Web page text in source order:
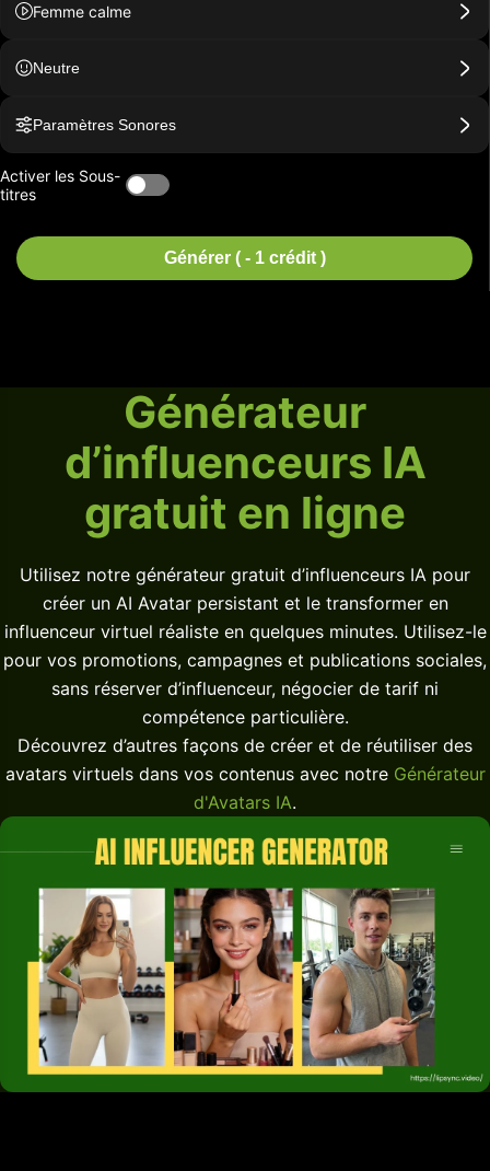
Femme calme
Neutre
Paramètres Sonores
Activer les Sous-
titres
Générer ( - 1 crédit )
Générateur
d’influenceurs IA
gratuit en ligne
Utilisez notre générateur gratuit d’influenceurs IA pour
créer un AI Avatar persistant et le transformer en
influenceur virtuel réaliste en quelques minutes. Utilisez-le
pour vos promotions, campagnes et publications sociales,
sans réserver d’influenceur, négocier de tarif ni
compétence particulière.
Découvrez d’autres façons de créer et de réutiliser des
avatars virtuels dans vos contenus avec notre Générateur
d'Avatars IA.